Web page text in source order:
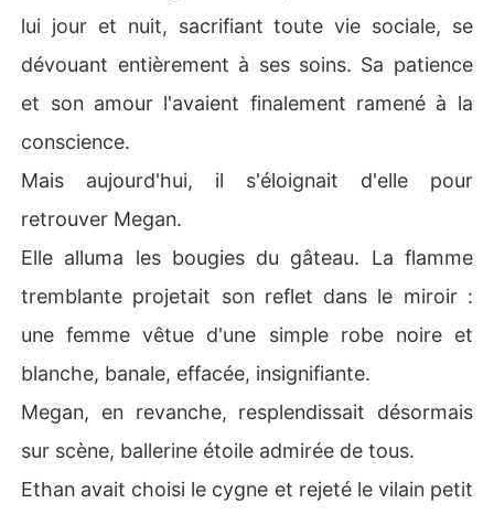
lui jour et nuit, sacrifiant toute vie sociale, se
dévouant entièrement à ses soins. Sa patience
et son amour l'avaient finalement ramené à la
conscience.
Mais aujourd'hui, il s'éloignait d'elle pour
retrouver Megan.
Elle alluma les bougies du gâteau. La flamme
tremblante projetait son reflet dans le miroir :
une femme vêtue d'une simple robe noire et
blanche, banale, effacée, insignifiante.
Megan, en revanche, resplendissait désormais
sur scène, ballerine étoile admirée de tous.
Ethan avait choisi le cygne et rejeté le vilain petit